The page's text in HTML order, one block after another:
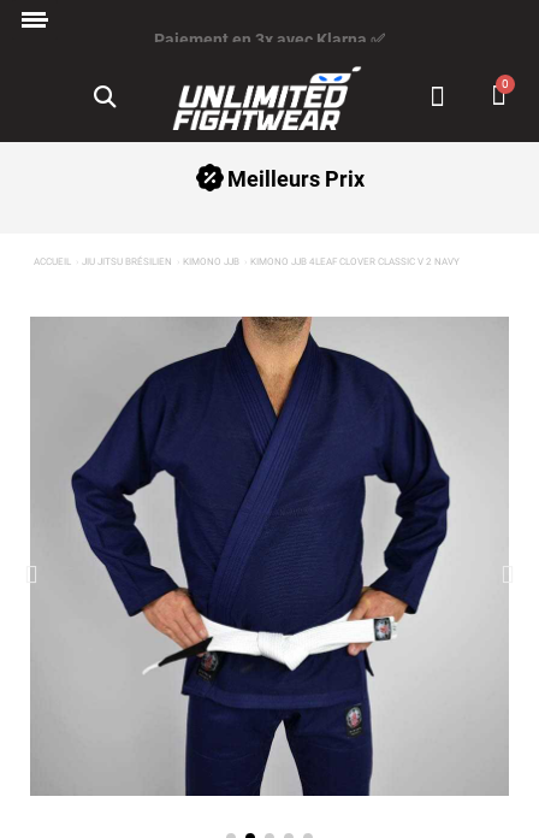
Meilleurs Prix
ACCUEIL JIU JITSU BRÉSILIEN KIMONO JJB KIMONO JJB 4LEAF CLOVER CLASSIC V 2 NAVY